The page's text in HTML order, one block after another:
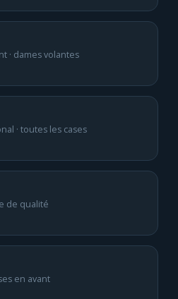
· dames volantes
· toutes les cases
de qualité
en avant